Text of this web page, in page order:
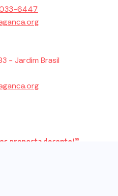
6447
- Jardim Brasil
proposta decente!”